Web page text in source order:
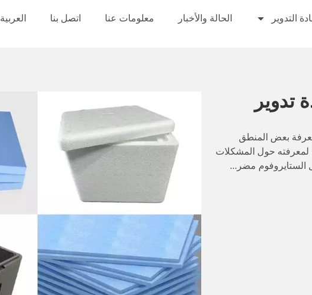
التدوير الحالة والأخبار معلومات عنا اتصل بنا العربية
تدوير
معرفة بعض المنطق
لمعرفته حول المشكلات